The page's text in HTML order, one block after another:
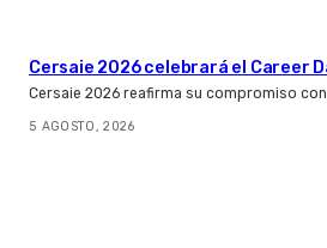
Cersaie 2026 celebrará el Career
Cersaie 2026 reafirma su compromiso
5 AGOSTO, 2026